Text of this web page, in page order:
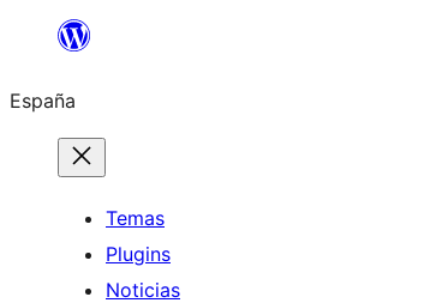
Saltar
contenido
España
Temas
Plugins
Noticias